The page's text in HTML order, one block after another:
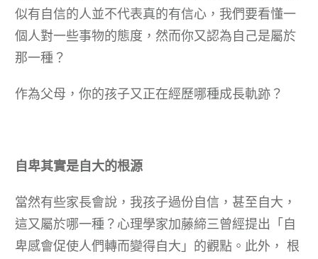
似有自信的人並不代表真的有信心，我們要看懂一
個人對一些事物的態度，然而你又認為自己是屬於
那一種？
作為父母，你的孩子又正在經歷哪種成長軌跡？
自卑其實是自大的根源
當然有些家長會說，我孩子過份自信，甚至自大，
這又屬於哪一種？心理學家加藤締三曾經提出「自
卑感會促使人們轉而變得自大」的觀點。此外， 根